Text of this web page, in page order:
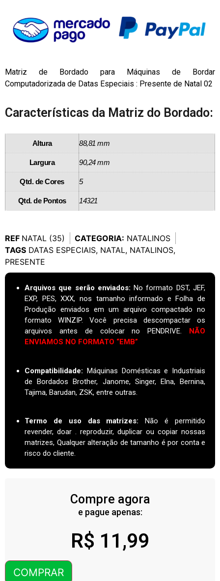
Matriz de Bordado para Máquinas de Bordar
Computadorizada de Datas Especiais : Presente de Natal 02
Características da Matriz do Bordado:
Altura 88,81 mm
Largura 90,24 mm
Qtd. de Cores 5
Qtd. de Pontos 14321
REF NATAL (35) CATEGORIA: NATALINOS
TAGS DATAS ESPECIAIS, NATAL, NATALINOS,
PRESENTE
Arquivos que serão enviados: No formato DST, JEF,
EXP, PES, XXX, nos tamanho informado e Folha de
Produção enviados em um arquivo compactado no
formato WINZIP. Você precisa descompactar os
arquivos antes de colocar no PENDRIVE. NÃO
ENVIAMOS NO FORMATO “EMB”
Compatibilidade: Máquinas Domésticas e Industriais
de Bordados Brother, Janome, Singer, Elna, Bernina,
Tajima, Barudan, ZSK, entre outras.
Termo de uso das matrizes:
Não é permitido
revender, doar . reproduzir, duplicar ou copiar nossas
matrizes, Qualquer alteração de tamanho é por conta e
risco do cliente.
Compre agora
e pague apenas:
R$ 11,99
COMPRAR